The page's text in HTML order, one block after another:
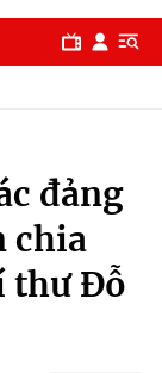
đảng
chia
thư Đỗ